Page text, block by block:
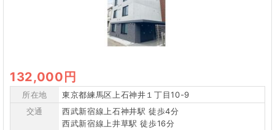
132,000円
所在地
東京都練馬区上石神井１丁目10-9
交通
西武新宿線上石神井駅 徒歩4分
西武新宿線上井草駅 徒歩16分